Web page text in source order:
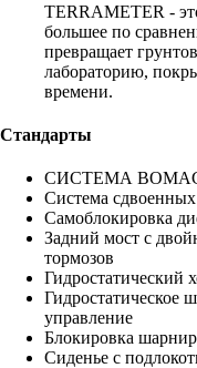
TERRAMETER -
большее по
превращает
лабораторию,
времени.
Стандарты
СИСТЕМА
Система сдвоенных
Самоблокировка
Задний мост с
тормозов
Гидростатический
Гидростатическое
управление
Блокировка
Сиденье с